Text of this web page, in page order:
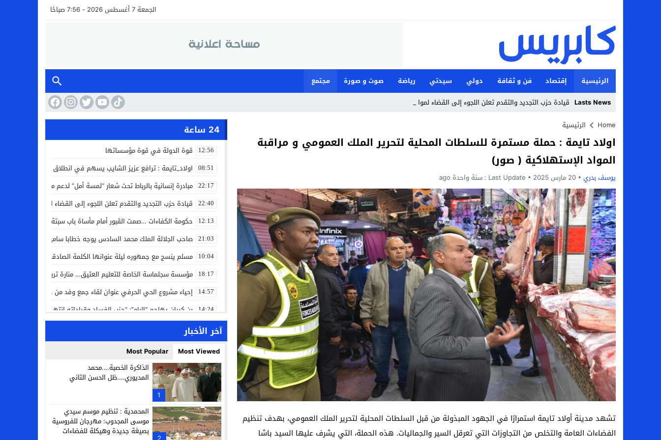
الجمعة 7 أغسطس 2026 - 7:56 صباحًا
الرئيسية إقتصاد فن و ثقافة دولي سيدتي رياضة صوت و صورة
مجتمع
Lasts News قيادة حزب التجديد والتقدم تعلن اللجوء إلى القضاء لمواجهة ما وصفته بـ”ا_
Stop
Previous
Next
Home الرئيسية
اولاد تايمة : حملة مستمرة للسلطات المحلية لتحرير الملك العمومي و مراقبة
المواد الإستهلاكية ( صور)
يوسف بدري 20 مارس 2025 Last Update : سنة واحدة ago
تشهد مدينة أولاد تايمة استمرارًا في الجهود المبذولة من قبل السلطات المحلية لتحرير الملك العمومي، بهدف تنظيم
الفضاءات العامة والتخلص من التجاوزات التي تعرقل السير والجماليات. هذه الحملة، التي يشرف عليها السيد باشا
24 ساعة
12:56 قوة الدولة في قوة مؤسساتها
08:51 اولاد_تايمة : ترافع عزيز الشايب يسهم في انطلاق مشروع مائي
22:17 مبادرة إنسانية بالرباط تحت شعار “لمسة أمل” لدعم مرضى السرطان
22:40 قيادة حزب التجديد والتقدم تعلن اللجوء إلى القضاء لمواجهة ما
12:13 حكومة الكفاءات …صمت القبور أمام مأساة باب سبتة
21:03 صاحب الجلالة الملك محمد السادس يوجه خطابا ساميا إلى الأمة
10:04 مسلم ينسج مع جمهوره ليلة عنوانها الكلمة الصادقة في مهرجان
18:17 مؤسسة سجلماسة الخاصة للتعليم العتيق… منارة تربوية تجمع بين
14:57 إحياء مشروع الحي الحرفي عنوان لقاء جمع وفد من جمعية التضامن
14:24 بن كيران يهاجم “البام”: “حزب الفساد وقياداته انتهى ببعضها في
11:33 كمال محرر يقود استئنافية تارودانت: مسار قضائي راسخ ورؤية
حبشان وكيلاً عاماً بتارودانت: ترقية جديدة في الحركة القضائية
21:28 حزب الديمقراطيين الجدد يؤسس منظمتي شباب ونساء الصحراء بالعيون
13:37 عطش أولاد تايمة وسياسة “الحبة والقبة”: هل أصبح الماء إنجازاً بطولياً؟
12:25 انطلاق فعاليات الدورة 12 لمعرض المنتوجات المحلية بأكادير SIPTA (فيديو)
آخر الأخبار
Most Viewed
Most Popular
1
الذاكرة الخصبة….محمد
المديوري….ظل الحسن الثاني
المحمدية : تنظيم موسم سيدي
موسى المجدوب: مهرجان للفروسية
بصيغة جديدة وهيكلة للفضاءات